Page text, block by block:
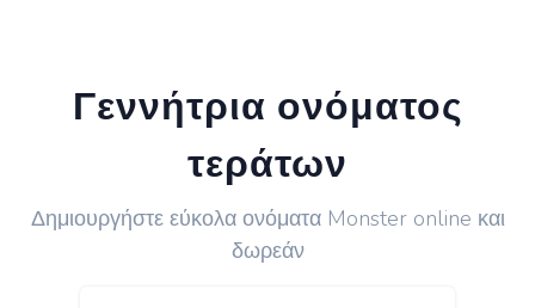
Γεννήτρια ονόματος
τεράτων
Δημιουργήστε εύκολα ονόματα Monster online και
δωρεάν